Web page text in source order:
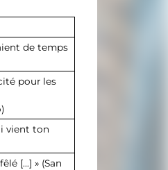
de temps
pour les
vient ton
[…] » (San